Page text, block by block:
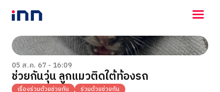
NEWS
ENTERTAINMENT
LIFESTYLE
HOROSCOPE
05 ส.ค. 67 - 16:09
ช่วยกันวุ่น ลูกแมวติดใต้ท้องรถ
เรื่องร่วมด้วยช่วยกัน ร่วมด้วยช่วยกัน